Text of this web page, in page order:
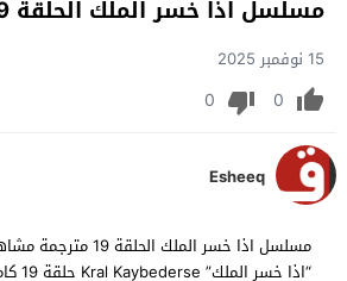
مسلسل اذا خسر الملك الحلقة 19
15 نوفمبر 2025
0
0
Esheeq
مسلسل اذا خسر الملك